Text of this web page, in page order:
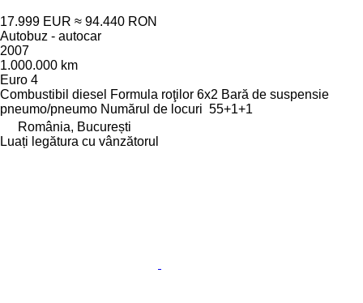
17.999 EUR ≈ 94.440 RON
Autobuz - autocar
2007
1.000.000 km
Euro 4
Combustibil diesel Formula roţilor 6x2 Bară de suspensie
pneumo/pneumo Numărul de locuri 55+1+1
România, București
Luați legătura cu vânzătorul